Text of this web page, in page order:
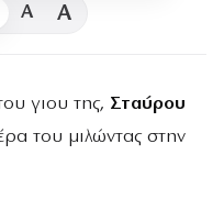
A A
γιου της, Σταύρου
του μιλώντας στην